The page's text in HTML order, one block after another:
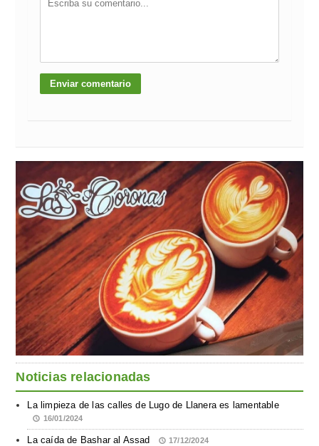
Noticias relacionadas
La limpieza de las calles de Lugo de Llanera es lamentable
16/01/2024
La caída de Bashar al Assad 17/12/2024